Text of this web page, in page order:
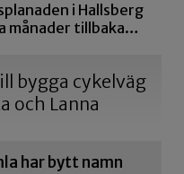
i Hallsberg
månader tillbaka…
bygga cykelväg
och Lanna
har bytt namn